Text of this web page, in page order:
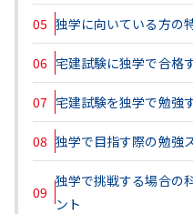
05 独学に向いている方の
06 宅建試験に独学で合格
07 宅建試験を独学で勉強
08 独学で目指す際の勉強
09
独学で挑戦する場合の
ント